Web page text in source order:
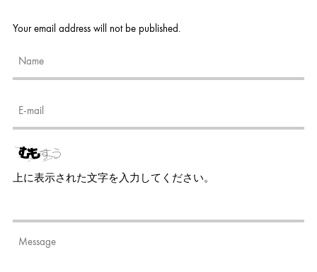
Your email address will not be published.
上に表示された文字を入力してください。